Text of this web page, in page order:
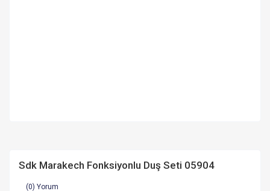
Sdk Marakech Fonksiyonlu Duş Seti 05904
(0) Yorum